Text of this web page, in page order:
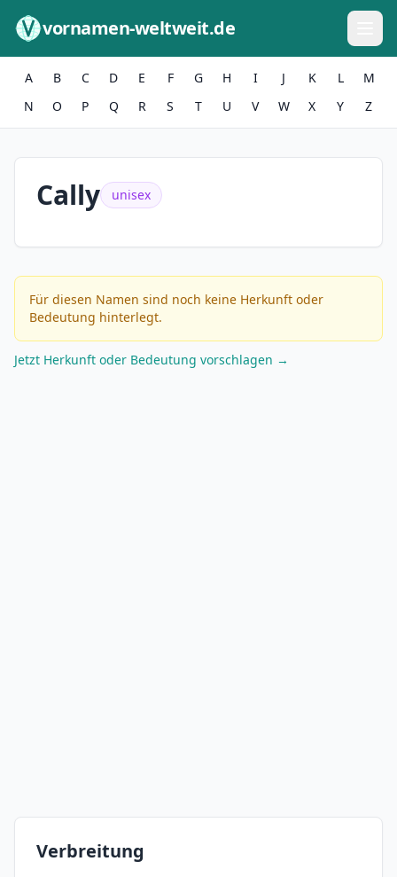
vornamen-weltweit.de
A B C D E F G H I J K L
M
N
O P Q R S T U V W X Y Z
Cally unisex
Für diesen Namen sind noch keine Herkunft oder
Bedeutung hinterlegt.
Jetzt Herkunft oder Bedeutung vorschlagen →
Verbreitung